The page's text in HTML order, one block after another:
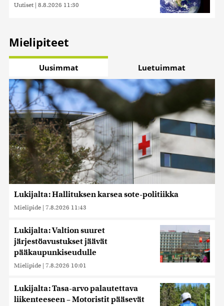
Uutiset | 8.8.2026 11:30
Mielipiteet
Uusimmat Luetuimmat
Lukijalta: Hallituksen karsea sote-politiikka
Mielipide | 7.8.2026 11:43
Lukijalta: Valtion suuret
järjestöavustukset jäävät
pääkaupunkiseudulle
Mielipide | 7.8.2026 10:01
Lukijalta: Tasa-arvo palautettava
liikenteeseen – Motoristit pääsevät